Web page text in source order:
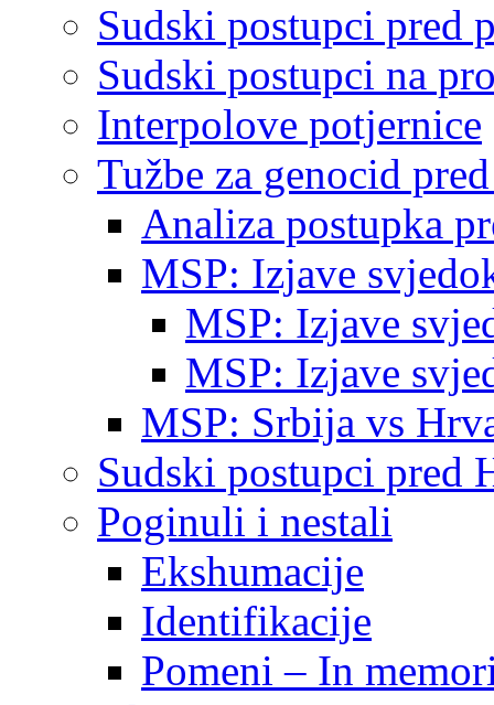
Sudski postupci pred
Sudski postupci na
Interpolove potjernice
Tužbe za genocid
Analiza postupka
MSP: Izjave
MSP: Izjave
MSP: Izjave
MSP: Srbija vs
Sudski postupci pred
Poginuli i nestali
Ekshumacije
Identifikacije
Pomeni – In